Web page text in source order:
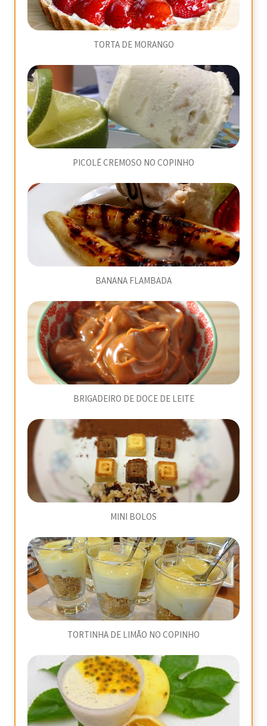
TORTA DE MORANGO
PICOLÉ CREMOSO NO COPINHO
BANANA FLAMBADA
BRIGADEIRO DE DOCE DE LEITE
MINI BOLOS
TORTINHA DE LIMÃO NO COPINHO